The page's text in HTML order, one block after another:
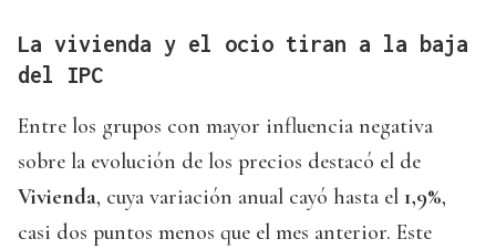
La vivienda y el ocio tiran a la baja
del IPC
Entre los grupos con mayor influencia negativa
sobre la evolución de los precios destacó el de
Vivienda, cuya variación anual cayó hasta el 1,9%,
casi dos puntos menos que el mes anterior. Este